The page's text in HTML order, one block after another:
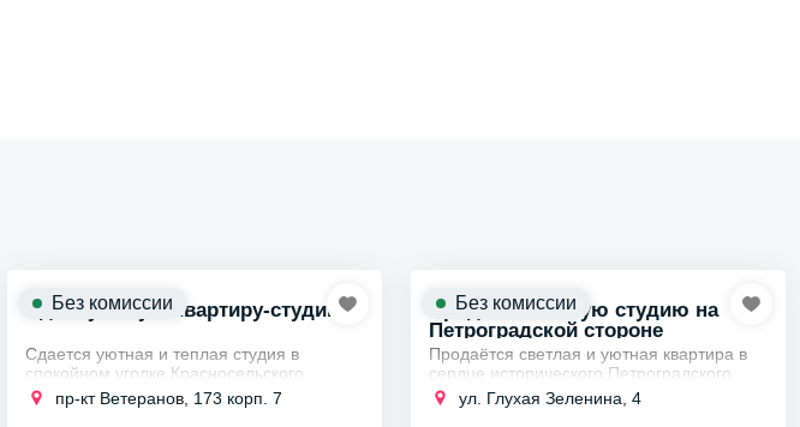
Сдаю уютную квартиру-студию
Сдается уютная и теплая студия в
спокойном уголке Красносельского
района, в жилом комплексе “Солнечный
город”.
пр-кт Ветеранов, 173 корп. 7
Без комиссии
Продам большую студию на
Петроградской стороне
Продаётся светлая и уютная квартира в
сердце исторического Петроградского
района, всего в 10 минутах ходьбы от
метро Чкаловская.
ул. Глухая Зеленина, 4
Без комиссии